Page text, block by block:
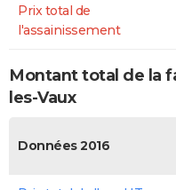
Prix total de
l'assainissement
Montant total de la
les-Vaux
Données 2016